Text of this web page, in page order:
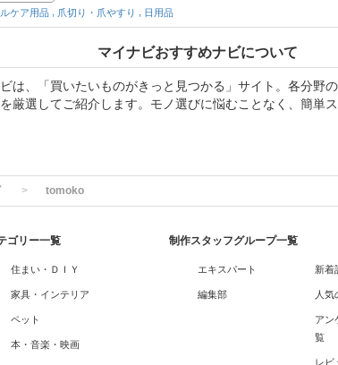
ケア用品
爪切り・爪やすり 日用品
マイナビおすすめナビについて
は、「買いたいものがきっと見つかる」サイト。各分野
厳選してご紹介します。モノ選びに悩むことなく、簡単
tomoko
ゴリー一覧
住まい・ＤＩＹ
家具・インテリア
ペット
本・音楽・映画
制作スタッフグループ一覧
エキスパート
編集部
新着
人気
アン
覧
レビ